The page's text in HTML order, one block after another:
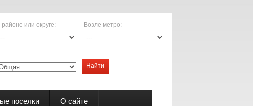
районе или округе: Возле метро:
Найти
поселки О сайте